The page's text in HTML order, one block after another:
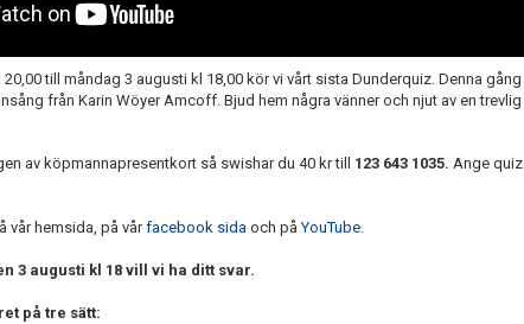
till måndag 3 augusti kl 18,00 kör vi vårt sista Dunderquiz. Denna gång
från Karin Wöyer Amcoff. Bjud hem några vänner och njut av en trevlig
av köpmannapresentkort så swishar du 40 kr till 123 643 1035. Ange
vår hemsida, på vårfacebook sida och påYouTube.
3 augusti kl 18 vill vi ha ditt svar.
på tre sätt: